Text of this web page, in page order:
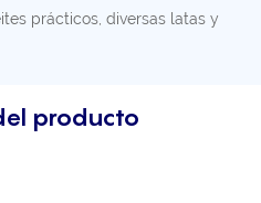
prácticos, diversas latas y
producto